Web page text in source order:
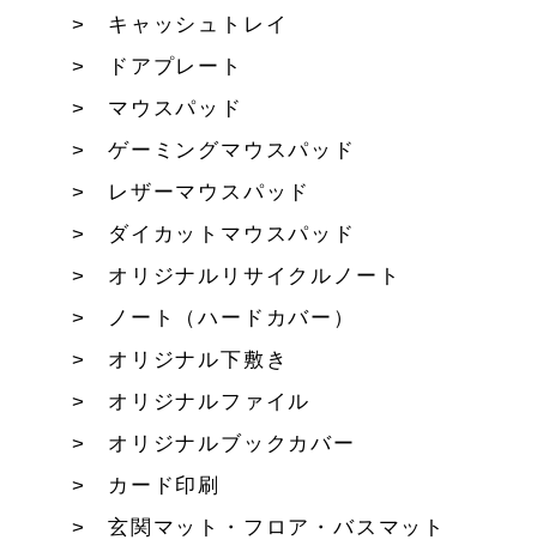
キャッシュトレイ
ドアプレート
マウスパッド
ゲーミングマウスパッド
レザーマウスパッド
ダイカットマウスパッド
オリジナルリサイクルノート
ノート（ハードカバー）
オリジナル下敷き
オリジナルファイル
オリジナルブックカバー
カード印刷
玄関マット・フロア・バスマット